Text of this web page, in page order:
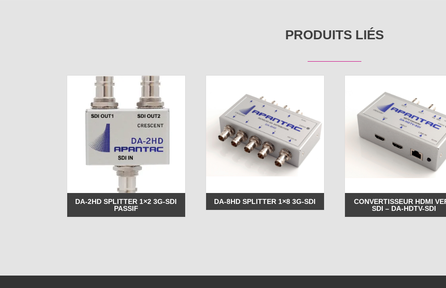
PRODUITS LIÉS
DA-2HD SPLITTER 1×2 3G-SDI
PASSIF
DA-8HD SPLITTER 1×8 3G-SDI
CONVERTISSEUR HDMI
SDI – DA-HDTV-SDI